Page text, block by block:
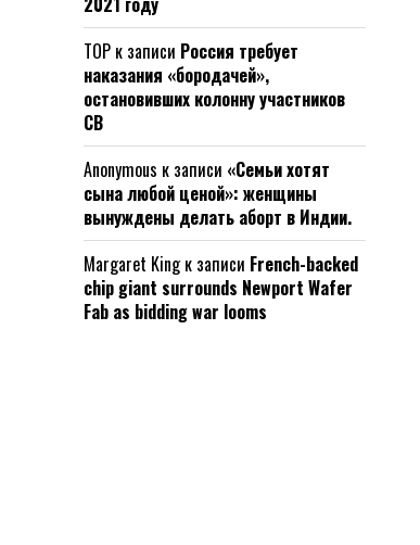
ТОР к записи Россия требует
наказания «бородачей»,
остановивших колонну участников
СВ
Anonymous к записи «Семьи хотят
сына любой ценой»: женщины
вынуждены делать аборт в Индии.
Margaret Kingк записи French-backed
chip giant surrounds Newport Wafer
Fab as bidding war looms